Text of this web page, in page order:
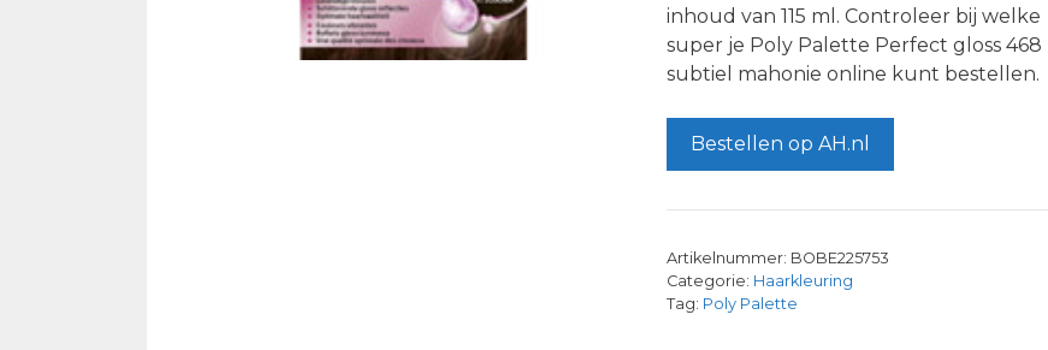
inhoud van 115 ml. Controleer bij welke
super je Poly Palette Perfect gloss 468
subtiel mahonie online kunt bestellen.
Bestellen op AH.nl
Artikelnummer: BOBE225753
Categorie: Haarkleuring
Tag: Poly Palette